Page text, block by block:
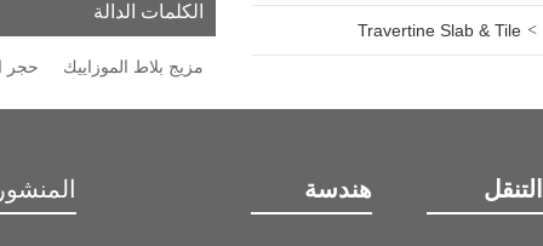
Travertine Slab & Tile
الكلمات الدالة
مزيج بلاط الموزاييك حجر
التنقل هندسة